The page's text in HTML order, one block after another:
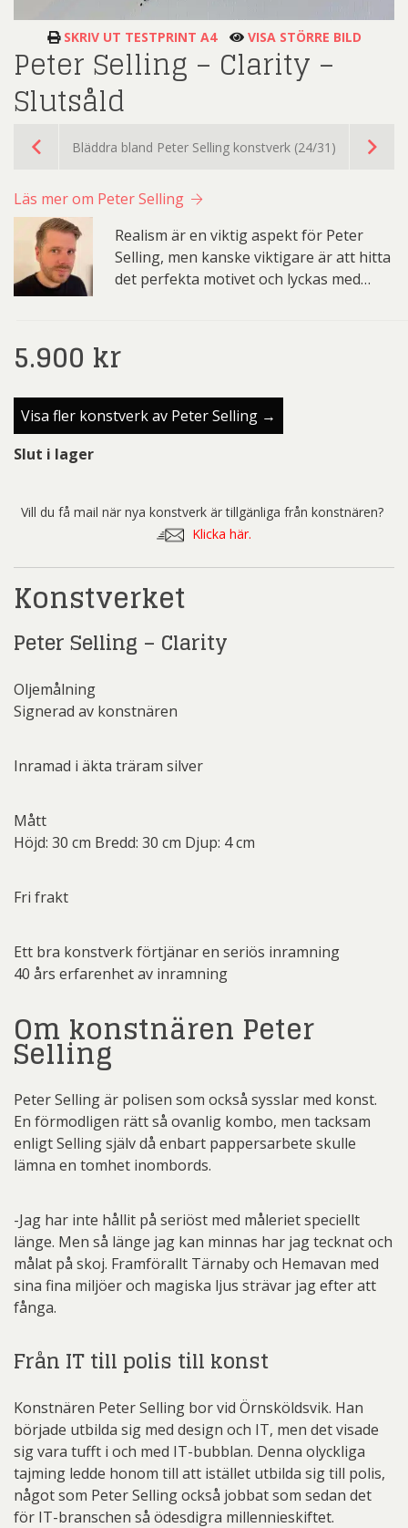
SKRIV UT TESTPRINT A4 VISA STÖRRE BILD
Peter Selling – Clarity –
Slutsåld
Bläddra bland Peter Selling konstverk (24/31)
Läs mer om Peter Selling
Realism är en viktig aspekt för Peter
Selling, men kanske viktigare är att hitta
det perfekta motivet och lyckas med…
5.900 kr
Visa fler konstverk av Peter Selling →
Slut i lager
Vill du få mail när nya konstverk är tillgänliga från konstnären?
Klicka här.
Konstverket
Peter Selling – Clarity
Oljemålning
Signerad av konstnären
Inramad i äkta träram silver
Mått
Höjd: 30 cm Bredd: 30 cm Djup: 4 cm
Fri frakt
Ett bra konstverk förtjänar en seriös inramning
40 års erfarenhet av inramning
Om konstnären Peter
Selling
Peter Selling är polisen som också sysslar med konst.
En förmodligen rätt så ovanlig kombo, men tacksam
enligt Selling själv då enbart pappersarbete skulle
lämna en tomhet inombords.
-Jag har inte hållit på seriöst med måleriet speciellt
länge. Men så länge jag kan minnas har jag tecknat och
målat på skoj. Framförallt Tärnaby och Hemavan med
sina fina miljöer och magiska ljus strävar jag efter att
fånga.
Från IT till polis till konst
Konstnären Peter Selling bor vid Örnsköldsvik. Han
började utbilda sig med design och IT, men det visade
sig vara tufft i och med IT-bubblan. Denna olyckliga
tajming ledde honom till att istället utbilda sig till polis,
något som Peter Selling också jobbat som sedan det
för IT-branschen så ödesdigra millennieskiftet.